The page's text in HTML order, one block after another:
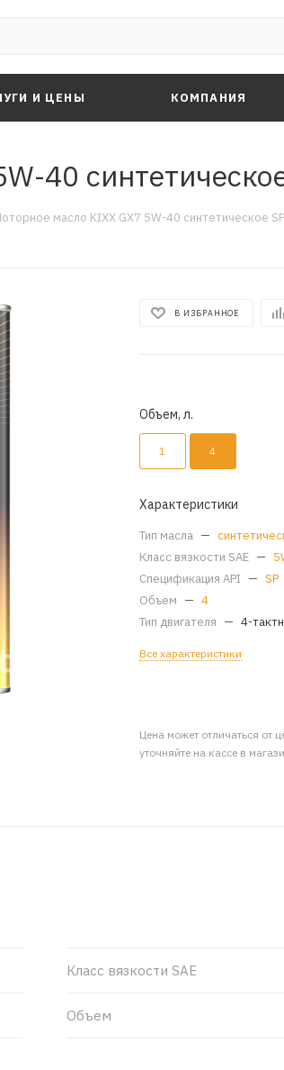
И ЦЕНЫ КОМПАНИЯ
40
масло KIXX GX7 5W-40 синтетическое
В ИЗБРАННОЕ
Объем, л.
1 4
Характеристики
Тип масла —
Класс вязкости SAE —
Спецификация API — SP
Объем — 4
Тип двигателя — 4-
Все характеристики
Цена может отличаться от
уточняйте на кассе в
Класс вязкости SAE
Объем